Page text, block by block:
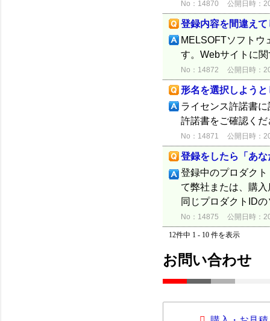
No：14870 公開日時：
登録内容を間違え
MELSOFTソフトウ
す。Webサイトに
No：14872 公開日時：
形名を選択しよう
ライセンス許諾書
許諾書をご確認く
No：14871 公開日時：
登録をしたら「あ
登録中のプロダク
て弊社または、購
同じプロダクトID
No：14875 公開日時：
12件中 1 - 10 件を表示
お問い合わせ